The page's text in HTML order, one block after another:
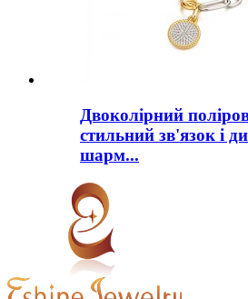
Двоколірний
стильний зв'язок і
шарм...